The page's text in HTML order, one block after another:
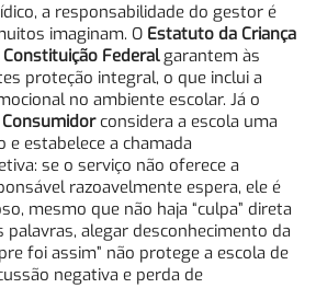
a responsabilidade do gestor é
imaginam. O Estatuto da Criança
Constituição Federalgarantem às
proteção integral, o que inclui a
no ambiente escolar. Já o
considera a escola uma
e estabelece a chamada
se o serviço não oferece a
razoavelmente espera, ele é
mesmo que não haja “culpa” direta
alegar desconhecimento da
foi assim” não protege a escola de
negativa e perda de